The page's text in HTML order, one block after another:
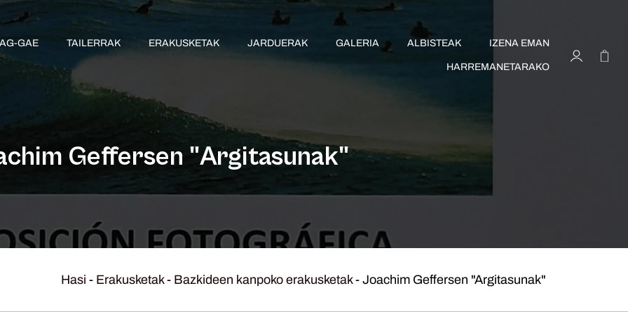
GAE TAILERRAK ERAKUSKETAK JARDUERAK GALERIA ALBISTEAK IZENA EMAN
HARREMANETARAKO
Geffersen "Argitasunak"
Hasi - Erakusketak- Bazkideen kanpoko erakusketak- Joachim Geffersen "Argitasunak"